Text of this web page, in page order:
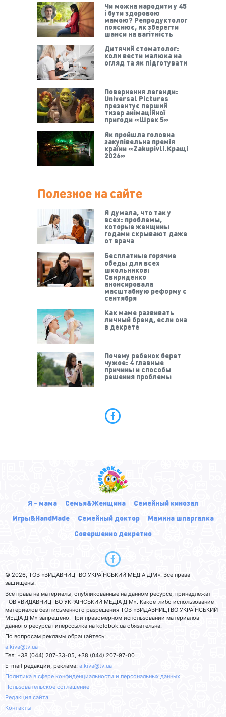
Чи можна народити у 45
і бути здоровою
мамою? Репродуктолог
пояснює, як зберегти
шанси на вагітність
Дитячий стоматолог:
коли вести малюка на
огляд та як підготувати
Повернення легенди:
Universal Pictures
презентує перший
тизер анімаційної
пригоди «Шрек 5»
Як пройшла головна
закупівельна премія
країни «Zakupivli.Кращі
2026»
Полезное на сайте
Я думала, что так у
всех: проблемы,
которые женщины
годами скрывают даже
от врача
Бесплатные горячие
обеды для всех
школьников:
Свириденко
анонсировала
масштабную реформу с
сентября
Как маме развивать
личный бренд, если она
в декрете
Почему ребенок берет
чужое: 4 главные
причины и способы
решения проблемы
Я - мама Семья&Женщина
Семейный кинозал
Игры&HandMade
Семейный доктор
Мамина шпаргалка
Совершенно декретно
© 2026, ТОВ «ВИДАВНИЦТВО УКРАЇНСЬКИЙ МЕДІА ДІМ». Все права
защищены.
Все права на материалы, опубликованные на данном ресурсе, принадлежат
ТОВ «ВИДАВНИЦТВО УКРАЇНСЬКИЙ МЕДІА ДІМ». Какое-либо использование
материалов без письменного разрешения ТОВ «ВИДАВНИЦТВО УКРАЇНСЬКИЙ
МЕДІА ДІМ» запрещено. При правомерном использовании материалов
данного ресурса гиперссылка на kolobok.ua обязательна.
По вопросам рекламы обращайтесь:
a.kiva@tv.ua
Тел: +38 (044) 207-33-05, +38 (044) 207-97-00
E-mail редакции, реклама: a.kiva@tv.ua
Политика в сфере конфиденциальности и персональных данных
Пользовательское соглашение
Редакция сайта
Контакты